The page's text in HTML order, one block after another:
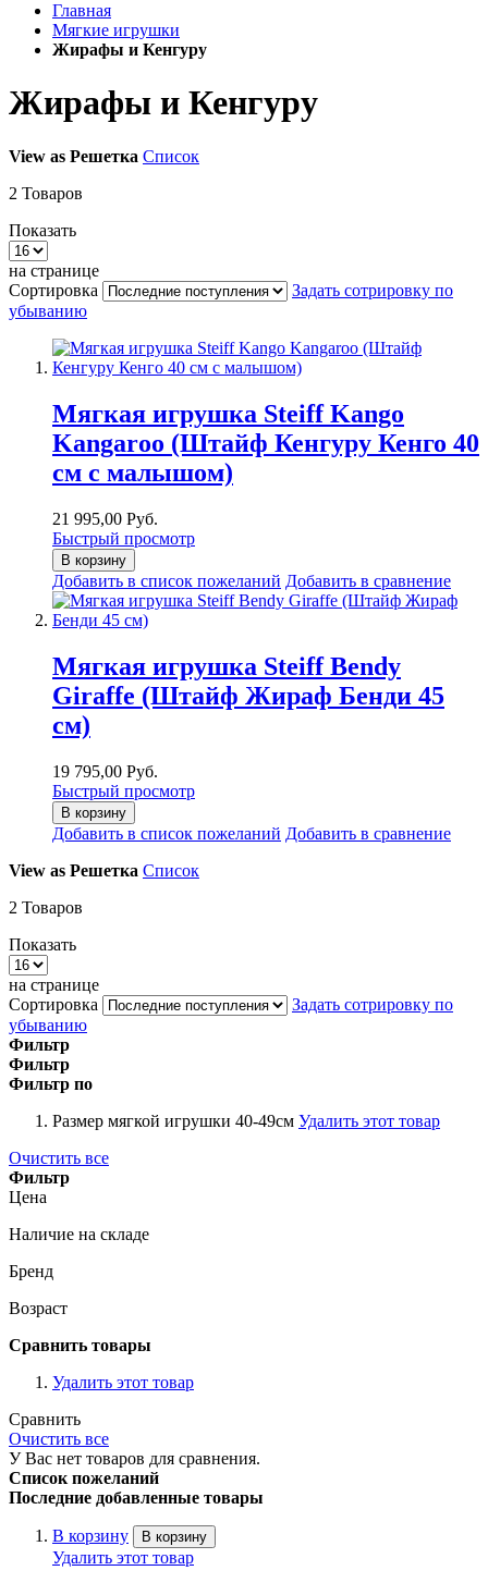
Главная
Мягкие игрушки
Жирафы и Кенгуру
Жирафы и Кенгуру
View as Решетка Список
2 Товаров
Показать
на странице
Сортировка
Задать сотрировку по
убыванию
Мягкая игрушка Steiff Kango
Kangaroo (Штайф Кенгуру Кенго 40
см с малышом)
21 995,00 Руб.
Быстрый просмотр
В корзину
Добавить в список пожеланий Добавить в сравнение
Мягкая игрушка Steiff Bendy
Giraffe (Штайф Жираф Бенди 45
см)
19 795,00 Руб.
Быстрый просмотр
В корзину
Добавить в список пожеланий Добавить в сравнение
View as Решетка Список
2 Товаров
Показать
на странице
Сортировка
Задать сотрировку по
убыванию
Фильтр
Фильтр
Фильтр по
Размер мягкой игрушки 40-49см Удалить этот товар
Очистить все
Фильтр
Цена
Наличие на складе
Бренд
Возраст
Сравнить товары
Удалить этот товар
Сравнить
Очистить все
У Вас нет товаров для сравнения.
Список пожеланий
Последние добавленные товары
В корзину В корзину
Удалить этот товар